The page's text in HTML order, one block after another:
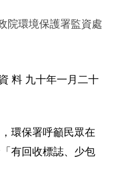
院環境保護署監資處
料 九十年一月二十
環保署呼籲民眾在
有回收標誌、少包